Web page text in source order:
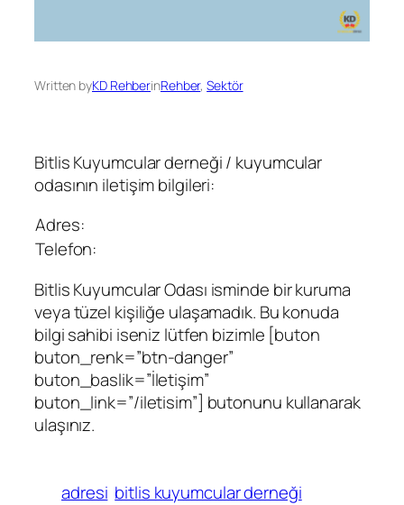
Written byKD RehberinRehber, Sektör
Bitlis Kuyumcular derneği / kuyumcular
odasının iletişim bilgileri:
Adres:
Telefon:
Bitlis Kuyumcular Odası isminde bir kuruma
veya tüzel kişiliğe ulaşamadık. Bu konuda
bilgi sahibi iseniz lütfen bizimle [buton
buton_renk=”btn-danger”
buton_baslik=”İletişim”
buton_link=”/iletisim”] butonunu kullanarak
ulaşınız.
adresi bitlis kuyumcular derneği